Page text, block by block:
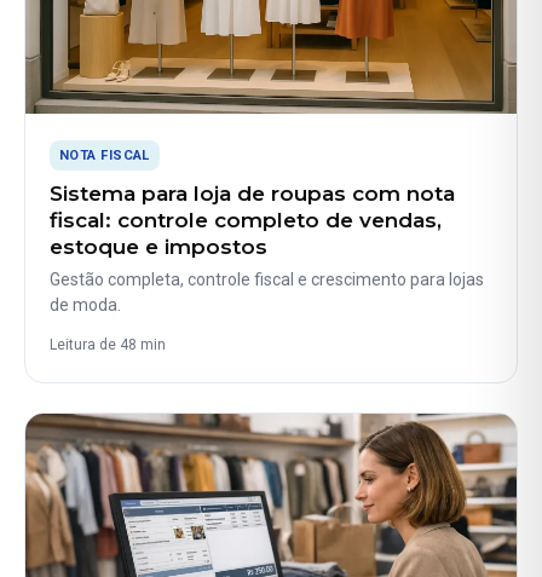
NOTA FISCAL
Sistema para loja de roupas com nota
fiscal: controle completo de vendas,
estoque e impostos
Gestão completa, controle fiscal e crescimento para lojas
de moda.
Leitura de 48 min